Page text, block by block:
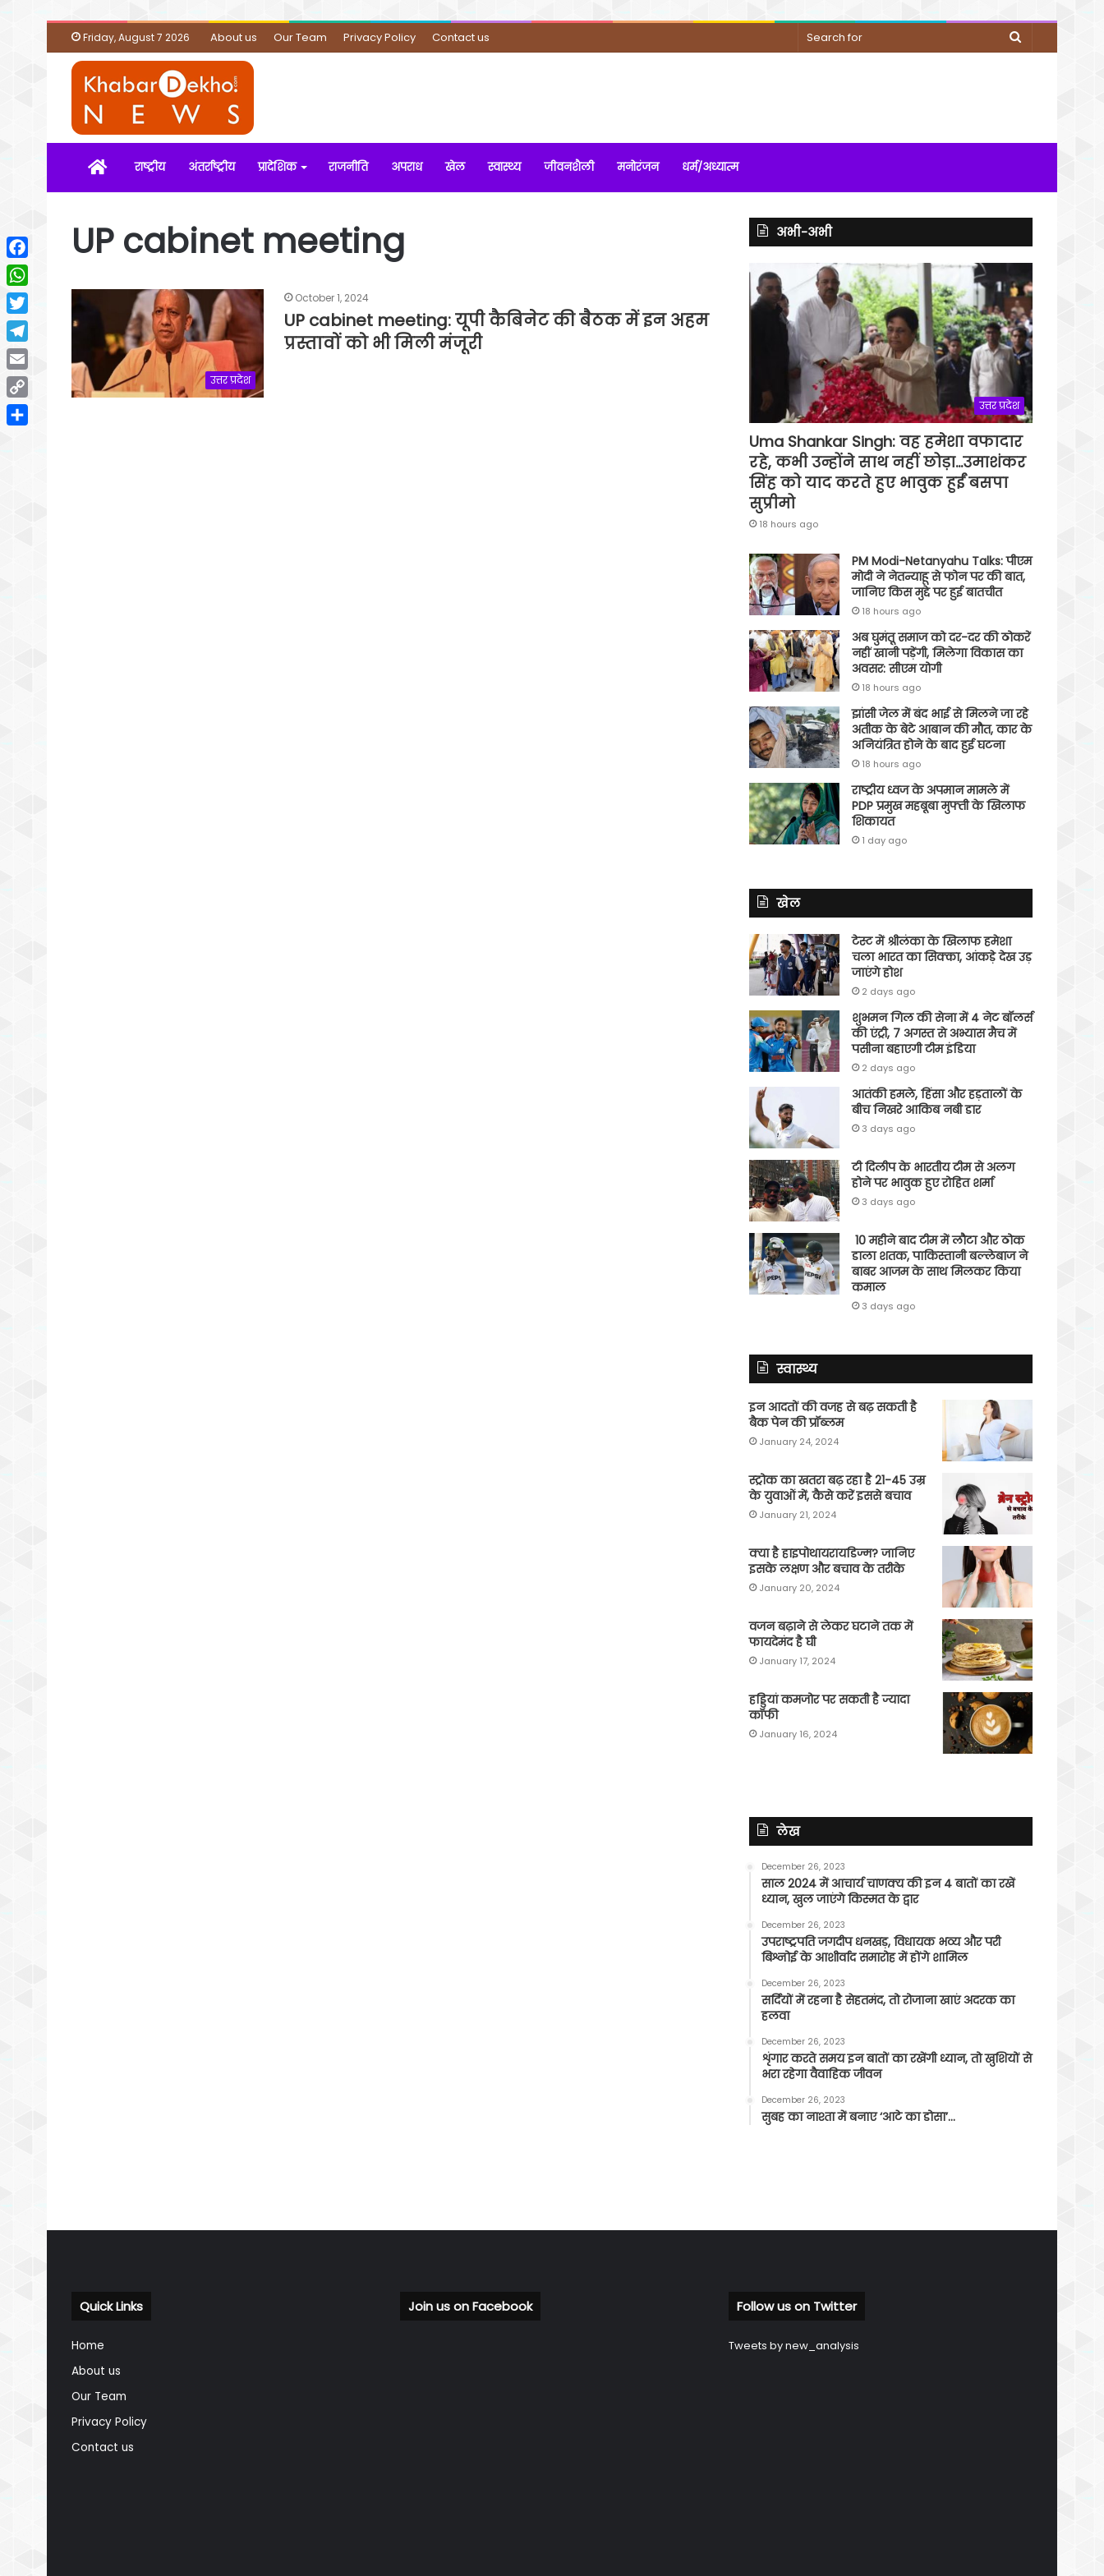
Friday, August 7 2026 About us Our Team Privacy Policy Contact us
Search
Homeराष्ट्रीय अंतर्राष्ट्रीय प्रादेशिक राजनीति अपराध खेल स्वास्थ्य जीवनशैली मनोरंजन धर्म/अध्यात्म
UP cabinet meeting
उत्तर प्रदेश
October 1, 2024
UP cabinet meeting: यूपी कैबिनेट की बैठक में इन अहम
प्रस्तावों को भी मिली मंजूरी
अभी-अभी
उत्तर प्रदेश
Uma Shankar Singh: वह हमेशा वफादार
रहे, कभी उन्होंने साथ नहीं छोड़ा…उमाशंकर
सिंह को याद करते हुए भावुक हुईं बसपा
सुप्रीमो
18 hours ago
PM Modi-Netanyahu Talks: पीएम
मोदी ने नेतन्याहू से फोन पर की बात,
जानिए किस मुद्दे पर हुई बातचीत
18 hours ago
अब घुमंतू समाज को दर-दर की ठोकरें
नहीं खानी पड़ेंगी, मिलेगा विकास का
अवसर: सीएम योगी
18 hours ago
झांसी जेल में बंद भाई से मिलने जा रहे
अतीक के बेटे आबान की मौत, कार के
अनियंत्रित होने के बाद हुई घटना
18 hours ago
राष्ट्रीय ध्वज के अपमान मामले में
PDP प्रमुख महबूबा मुफ्ती के खिलाफ
शिकायत
1 day ago
खेल
टेस्ट में श्रीलंका के खिलाफ हमेशा
चला भारत का सिक्का, आंकड़े देख उड़
जाएंगे होश
2 days ago
शुभमन गिल की सेना में 4 नेट बॉलर्स
की एंट्री, 7 अगस्त से अभ्यास मैच में
पसीना बहाएगी टीम इंडिया
2 days ago
आतंकी हमले, हिंसा और हड़तालों के
बीच निखरे आकिब नबी डार
3 days ago
टी दिलीप के भारतीय टीम से अलग
होने पर भावुक हुए रोहित शर्मा
3 days ago
10 महीने बाद टीम में लौटा और ठोक
डाला शतक, पाकिस्तानी बल्लेबाज ने
बाबर आजम के साथ मिलकर किया
कमाल
3 days ago
स्वास्थ्य
इन आदतों की वजह से बढ़ सकती है
बैक पेन की प्रॉब्लम
January 24, 2024
स्ट्रोक का खतरा बढ़ रहा है 21-45 उम्र
के युवाओं में, कैसे करें इससे बचाव
January 21, 2024
क्या है हाइपोथायरायडिज्म? जानिए
इसके लक्षण और बचाव के तरीके
January 20, 2024
वजन बढ़ाने से लेकर घटाने तक में
फायदेमंद है घी
January 17, 2024
हड्डियां कमजोर पर सकती है ज्यादा
कॉफी
January 16, 2024
लेख
December 26, 2023
साल 2024 में आचार्य चाणक्य की इन 4 बातों का रखें
ध्यान, खुल जाएंगे किस्मत के द्वार
December 26, 2023
उपराष्ट्रपति जगदीप धनखड़, विधायक भव्य और परी
बिश्नोई के आशीर्वाद समारोह में होंगे शामिल
December 26, 2023
सर्दियों में रहना है सेहतमंद, तो रोजाना खाएं अदरक का
हलवा
December 26, 2023
शृंगार करते समय इन बातों का रखेंगी ध्यान, तो खुशियों से
भरा रहेगा वैवाहिक जीवन
December 26, 2023
सुबह का नाश्ता में बनाए ‘आटे का डोसा’…
Quick Links
Home
About us
Our Team
Privacy Policy
Contact us
Join us on Facebook Follow us on Twitter
Tweets by new_analysis
Facebook
WhatsApp
Twitter
Telegram
Email
Copy
Link